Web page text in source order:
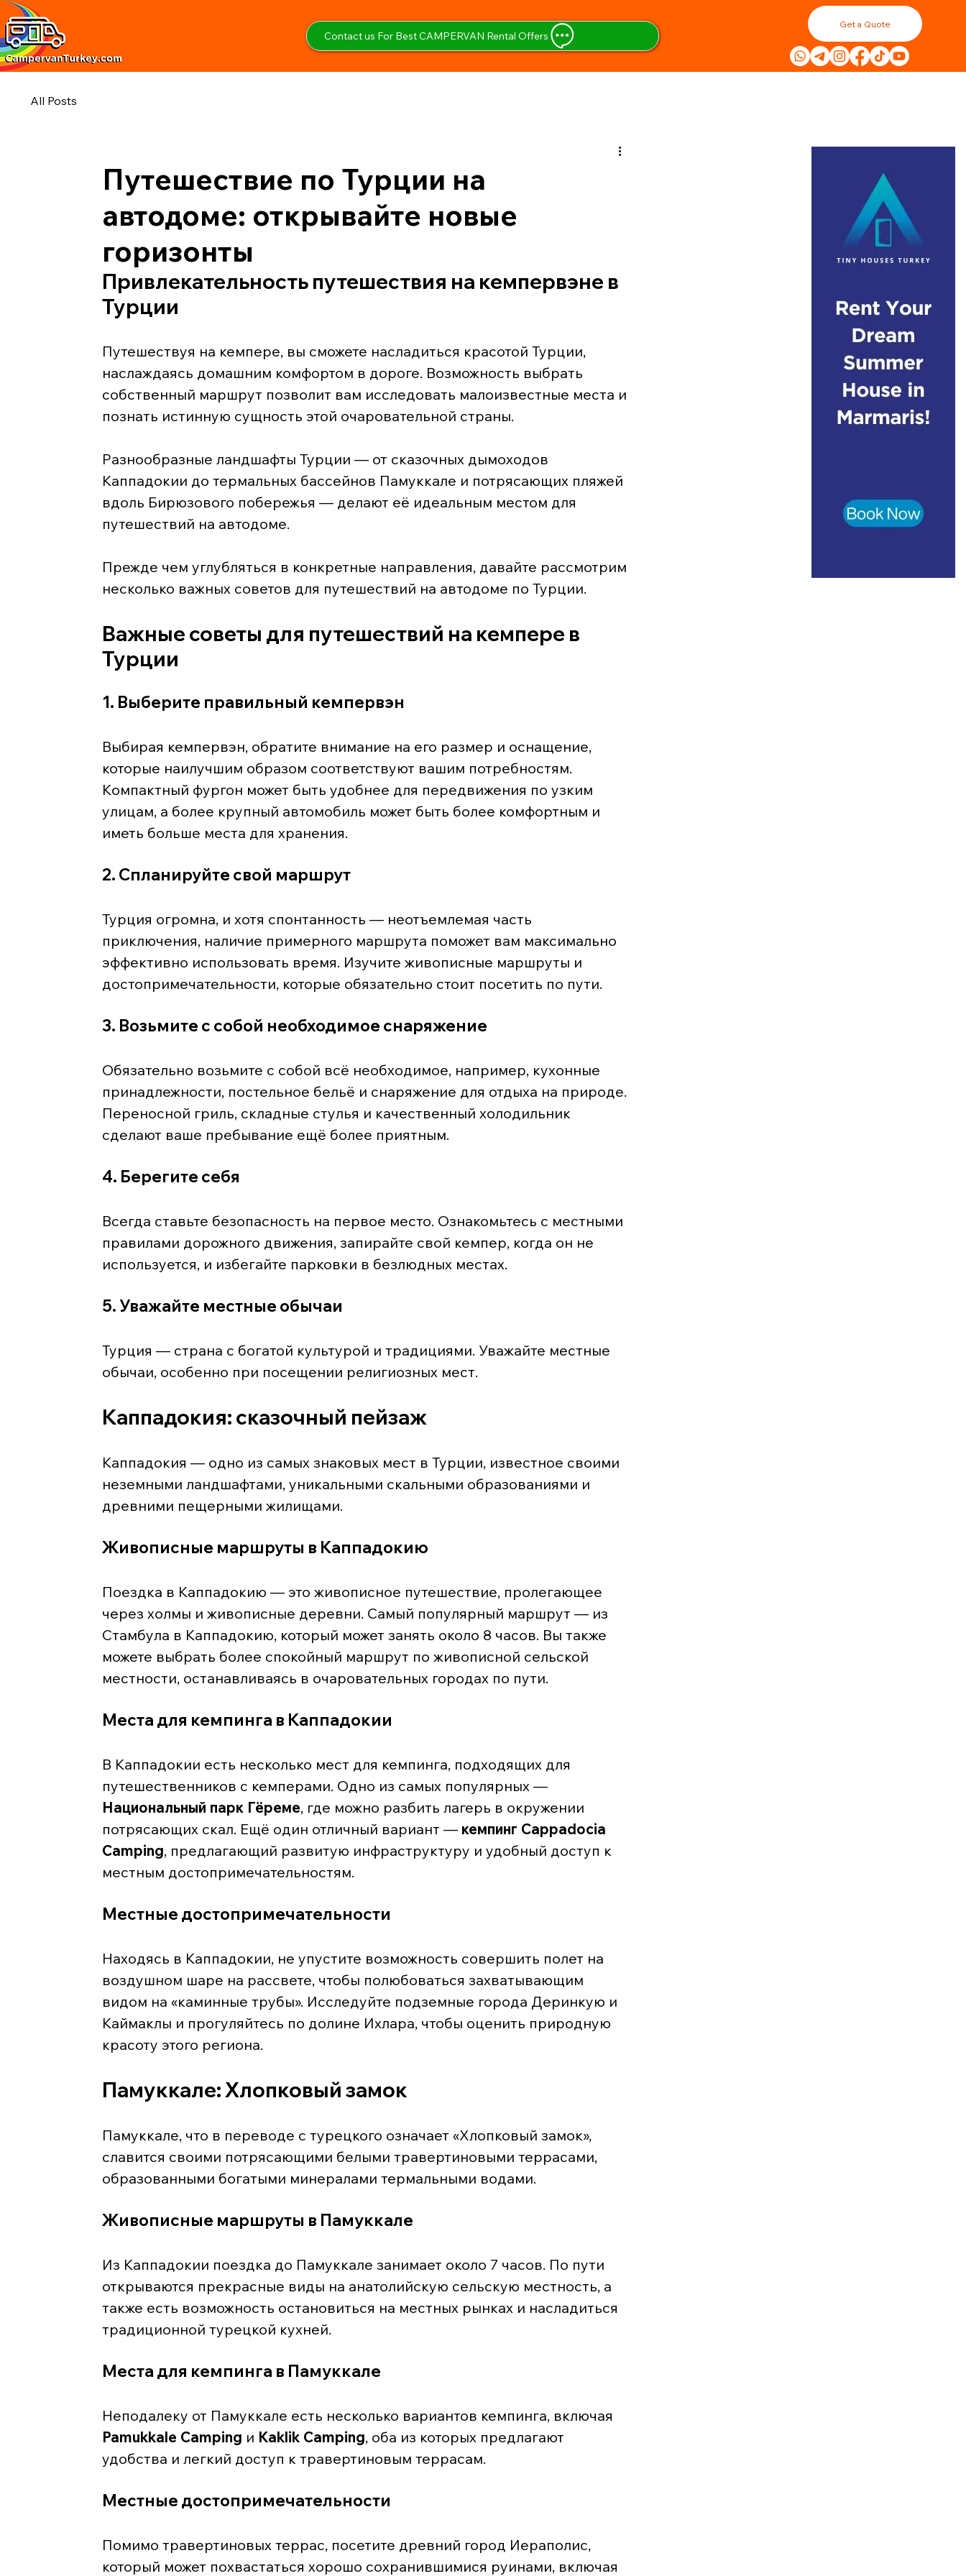
Contact us For Best CAMPERVAN Rental Offers
Get a Quote
All Posts
Путешествие по Турции на
автодоме: открывайте новые
горизонты
Привлекательность путешествия на кемпервэне в
Турции
Путешествуя на кемпере, вы сможете насладиться красотой Турции,
наслаждаясь домашним комфортом в дороге. Возможность выбрать
собственный маршрут позволит вам исследовать малоизвестные места и
познать истинную сущность этой очаровательной страны.
Разнообразные ландшафты Турции — от сказочных дымоходов
Каппадокии до термальных бассейнов Памуккале и потрясающих пляжей
вдоль Бирюзового побережья — делают её идеальным местом для
путешествий на автодоме.
Прежде чем углубляться в конкретные направления, давайте рассмотрим
несколько важных советов для путешествий на автодоме по Турции.
Важные советы для путешествий на кемпере в
Турции
1. Выберите правильный кемпервэн
Выбирая кемпервэн, обратите внимание на его размер и оснащение,
которые наилучшим образом соответствуют вашим потребностям.
Компактный фургон может быть удобнее для передвижения по узким
улицам, а более крупный автомобиль может быть более комфортным и
иметь больше места для хранения.
2. Спланируйте свой маршрут
Турция огромна, и хотя спонтанность — неотъемлемая часть
приключения, наличие примерного маршрута поможет вам максимально
эффективно использовать время. Изучите живописные маршруты и
достопримечательности, которые обязательно стоит посетить по пути.
3. Возьмите с собой необходимое снаряжение
Обязательно возьмите с собой всё необходимое, например, кухонные
принадлежности, постельное бельё и снаряжение для отдыха на природе.
Переносной гриль, складные стулья и качественный холодильник
сделают ваше пребывание ещё более приятным.
4. Берегите себя
Всегда ставьте безопасность на первое место. Ознакомьтесь с местными
правилами дорожного движения, запирайте свой кемпер, когда он не
используется, и избегайте парковки в безлюдных местах.
5. Уважайте местные обычаи
Турция — страна с богатой культурой и традициями. Уважайте местные
обычаи, особенно при посещении религиозных мест.
Каппадокия: сказочный пейзаж
Каппадокия — одно из самых знаковых мест в Турции, известное своими
неземными ландшафтами, уникальными скальными образованиями и
древними пещерными жилищами.
Живописные маршруты в Каппадокию
Поездка в Каппадокию — это живописное путешествие, пролегающее
через холмы и живописные деревни. Самый популярный маршрут — из
Стамбула в Каппадокию, который может занять около 8 часов. Вы также
можете выбрать более спокойный маршрут по живописной сельской
местности, останавливаясь в очаровательных городах по пути.
Места для кемпинга в Каппадокии
В Каппадокии есть несколько мест для кемпинга, подходящих для
путешественников с кемперами. Одно из самых популярных —
Национальный парк Гёреме, где можно разбить лагерь в окружении
потрясающих скал. Ещё один отличный вариант — кемпинг Cappadocia
Camping, предлагающий развитую инфраструктуру и удобный доступ к
местным достопримечательностям.
Местные достопримечательности
Находясь в Каппадокии, не упустите возможность совершить полет на
воздушном шаре на рассвете, чтобы полюбоваться захватывающим
видом на «каминные трубы». Исследуйте подземные города Деринкую и
Каймаклы и прогуляйтесь по долине Ихлара, чтобы оценить природную
красоту этого региона.
Памуккале: Хлопковый замок
Памуккале, что в переводе с турецкого означает «Хлопковый замок»,
славится своими потрясающими белыми травертиновыми террасами,
образованными богатыми минералами термальными водами.
Живописные маршруты в Памуккале
Из Каппадокии поездка до Памуккале занимает около 7 часов. По пути
открываются прекрасные виды на анатолийскую сельскую местность, а
также есть возможность остановиться на местных рынках и насладиться
традиционной турецкой кухней.
Места для кемпинга в Памуккале
Неподалеку от Памуккале есть несколько вариантов кемпинга, включая
Pamukkale Camping и Kaklik Camping, оба из которых предлагают
удобства и легкий доступ к травертиновым террасам.
Местные достопримечательности
Помимо травертиновых террас, посетите древний город Иераполис,
который может похвастаться хорошо сохранившимися руинами, включая